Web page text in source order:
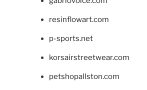
resinflowart.com
p-sports.net
korsairstreetwear.com
petshopallston.com